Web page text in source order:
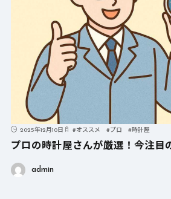
2025年12月10日 #オススメ #プロ #時計屋
プロの時計屋さんが厳選！今注目
admin